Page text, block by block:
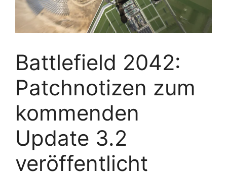
Battlefield 2042:
Patchnotizen zum
kommenden
Update 3.2
veröffentlicht